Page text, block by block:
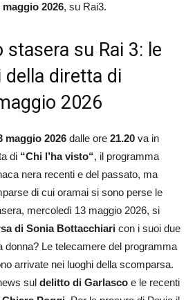
2026, su Rai3.
stasera su Rai 3: le
diretta di
2026
maggio 2026 dalle ore 21.20 va in
di “Chi l’ha visto“, il programma
nera recenti e del passato, ma
di cui oramai si sono perse le
mercoledì 13 maggio 2026, si
di Sonia Bottacchiari con i suoi due
donna? Le telecamere del programma
arrivate nei luoghi della scomparsa.
sul delitto di Garlasco e le recenti